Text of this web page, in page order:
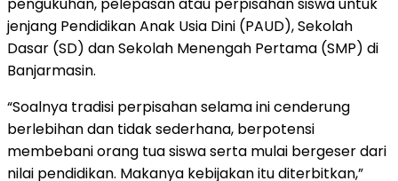
jenjang Pendidikan Anak Usia Dini (PAUD), Sekolah
Dasar (SD) dan Sekolah Menengah Pertama (SMP) di
Banjarmasin.
“Soalnya tradisi perpisahan selama ini cenderung
berlebihan dan tidak sederhana, berpotensi
membebani orang tua siswa serta mulai bergeser dari
nilai pendidikan. Makanya kebijakan itu diterbitkan,”